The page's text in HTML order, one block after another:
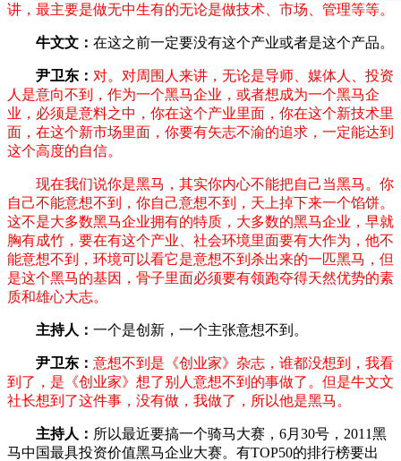
讲，最主要是做无中生有的无论是做技术、市场、管理等等。
牛文文： 在这之前一定要没有这个产业或者是这个产品。
尹卫东： 对。对周围人来讲，无论是导师、媒体人、投资
人是意向不到，作为一个黑马企业，或者想成为一个黑马企
业，必须是意料之中，你在这个产业里面，你在这个新技术里
面，在这个新市场里面，你要有矢志不渝的追求，一定能达到
这个高度的自信。
现在我们说你是黑马，其实你内心不能把自己当黑马。你
自己不能意想不到，你自己意想不到，天上掉下来一个馅饼。
这不是大多数黑马企业拥有的特质，大多数的黑马企业，早就
胸有成竹，要在有这个产业、社会环境里面要有大作为，他不
能意想不到，环境可以看它是意想不到杀出来的一匹黑马，但
是这个黑马的基因，骨子里面必须要有领跑夺得天然优势的素
质和雄心大志。
主持人： 一个是创新，一个主张意想不到。
尹卫东： 意想不到是《创业家》杂志，谁都没想到，我看
到了，是《创业家》想了别人意想不到的事做了。但是牛文文
社长想到了这件事，没有做，我做了，所以他是黑马。
主持人： 所以最近要搞一个骑马大赛，6月30号，2011黑
马中国最具投资价值黑马企业大赛。有TOP50的排行榜要出